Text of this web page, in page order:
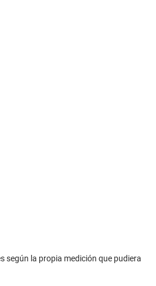
según la propia medición que pudiera